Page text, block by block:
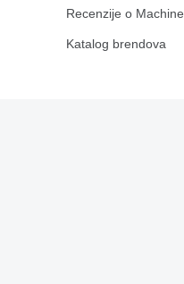
Recenzije o
Katalog brendova